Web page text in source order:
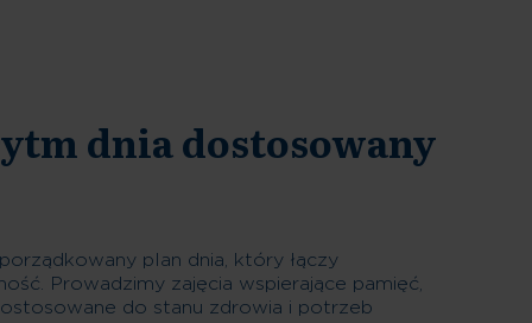
dnia dostosowany
plan dnia, który łączy
Prowadzimy zajęcia wspierające pamięć,
do stanu zdrowia i potrzeb